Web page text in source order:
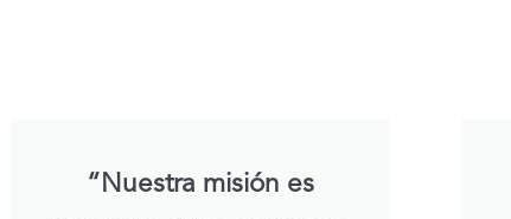
“Nuestra misión es